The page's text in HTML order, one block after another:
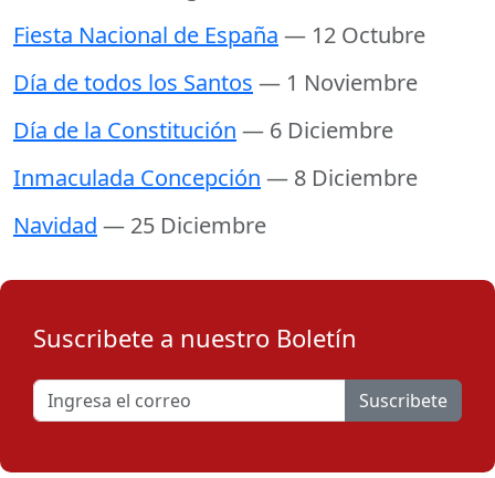
Fiesta Nacional de España — 12 Octubre
Día de todos los Santos — 1 Noviembre
Día de la Constitución — 6 Diciembre
Inmaculada Concepción — 8 Diciembre
Navidad — 25 Diciembre
Suscribete a nuestro Boletín
Suscribete